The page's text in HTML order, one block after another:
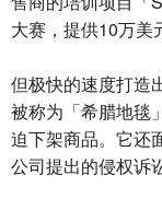
大赛，提供10万美
但极快的速度打造
被称为「希腊地毯
迫下架商品。它还
公司提出的侵权诉